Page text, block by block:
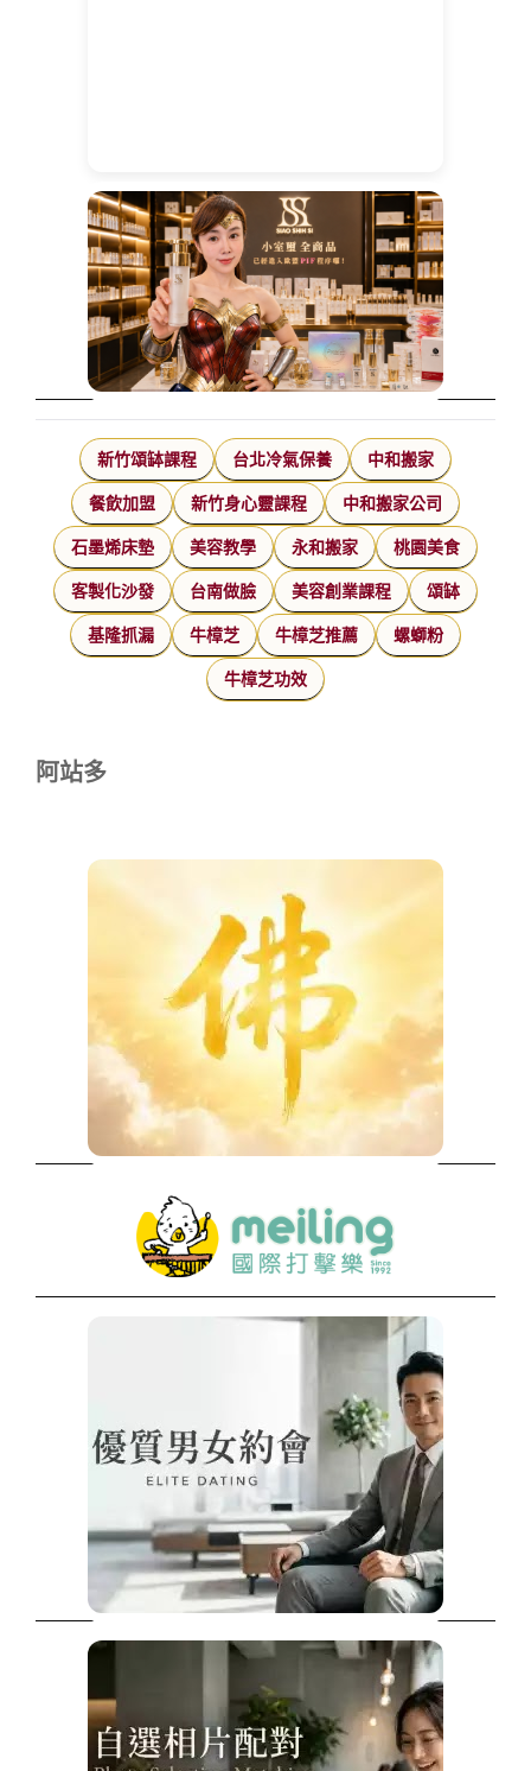
新竹頌缽課程 台北冷氣保養 中和搬家
餐飲加盟 新竹身心靈課程 中和搬家公司
石墨烯床墊 美容教學 永和搬家 桃園美食
客製化沙發 台南做臉 美容創業課程 頌缽
基隆抓漏 牛樟芝 牛樟芝推薦 螺螄粉
牛樟芝功效
阿站多